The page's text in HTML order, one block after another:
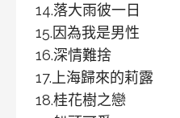
14.落大雨彼一日
15.因為我是男性
16.深情難捨
17.上海歸來的莉露
18.桂花樹之戀